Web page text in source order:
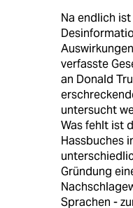
Na endlich
verfasste
an Donald
untersucht
Was fehlt ist
Hassbuches
Gründung
Sprachen -